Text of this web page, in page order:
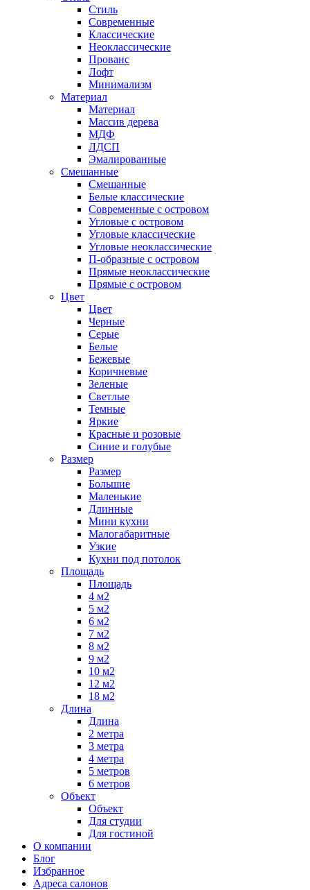
Стиль
Современные
Классические
Неоклассические
Прованс
Лофт
Минимализм
Материал
Материал
Массив дерева
МДФ
ЛДСП
Эмалированные
Смешанные
Смешанные
Белые классические
Современные с островом
Угловые с островом
Угловые классические
Угловые неоклассические
П-образные с островом
Прямые неоклассические
Прямые с островом
Цвет
Цвет
Черные
Серые
Белые
Бежевые
Коричневые
Зеленые
Светлые
Темные
Яркие
Красные и розовые
Синие и голубые
Размер
Размер
Большие
Маленькие
Длинные
Мини кухни
Малогабаритные
Узкие
Кухни под потолок
Площадь
Площадь
4 м2
5 м2
6 м2
7 м2
8 м2
9 м2
10 м2
12 м2
18 м2
Длина
Длина
2 метра
3 метра
4 метра
5 метров
6 метров
Объект
Объект
Для студии
Для гостиной
О компании
Блог
Избранное
Адреса салонов